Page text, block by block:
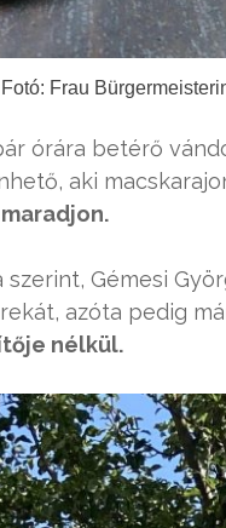
Fotó: Frau
órára betérő
aki
szerint, Gémesi
azóta pedig
nélkül.